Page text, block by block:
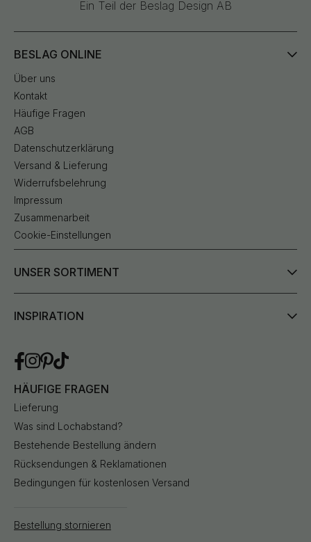
Ein Teil der Beslag Design AB
BESLAG ONLINE
Über uns
Kontakt
Häufige Fragen
AGB
Datenschutzerklärung
Versand & Lieferung
Widerrufsbelehrung
Impressum
Zusammenarbeit
Cookie-Einstellungen
UNSER SORTIMENT
INSPIRATION
HÄUFIGE FRAGEN
Lieferung
Was sind Lochabstand?
Bestehende Bestellung ändern
Rücksendungen & Reklamationen
Bedingungen für kostenlosen Versand
Bestellung stornieren